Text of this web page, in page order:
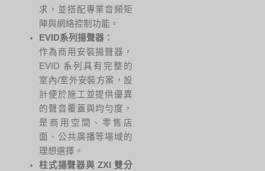
求，並搭配專業音頻矩
陣與網絡控制功能。
EVID系列揚聲器 ：
作為商用安裝揚聲器，
EVID 系列具有完整的
室內/室外安裝方案，設
計便於施工並提供優異
的聲音覆蓋與均勻度，
是商用空間、零售店
面、公共廣播等場域的
理想選擇。
柱式揚聲器與 ZXI 雙分